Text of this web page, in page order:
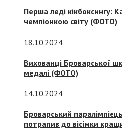
Перша леді кікбоксингу:
чемпіонкою світу (ФОТО)
18.10.2024
Вихованці Броварської
медалі (ФОТО)
14.10.2024
Броварський
потрапив до вісімки